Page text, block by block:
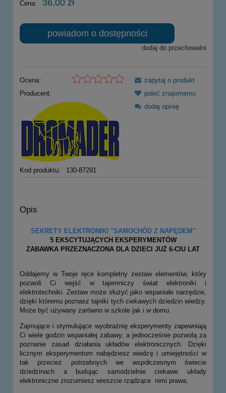
Cena: 36,00 zł
powiadom o dostępności
dodaj do przechowalni
Ocena:
Producent:
Kod produktu: 130-87291
zapytaj o produkt
poleć znajomemu
dodaj opinię
Opis
SEKRETY ELEKTRONIKI "SAMOCHÓD Z NAPĘDEM"
5 EKSCYTUJĄCYCH EKSPERYMENTÓW
ZABAWKA PRZEZNACZONA DLA DZIECI JUŻ 6-CIU LAT
Oddajemy w Twoje ręce kompletny zestaw elementów, który
pozwoli Ci wejść w tajemniczy świat elektroniki i
elektrotechniki. Zestaw może służyć jako wspaniałe narzędzie,
dzięki któremu poznasz tajniki tych ciekawych dziedzin wiedzy.
Może być używany zarówno w szkole jak i w domu.
Zajmujące i stymulujące wyobraźnię eksperymenty zapewniają
Ci wiele godzin wspaniałej zabawy, a jednocześnie pozwolą za
poznanie zasad działania układów elektronicznych. Dzięki
licznym eksperymentom nabędziesz wiedzę i umiejętności w
tak przecież potrzebnych we współczesnym świecie
dziedzinach a budując samodzielnie ciekawe układy
elektroniczne zrozumiesz wreszcie rządzące nimi prawa.